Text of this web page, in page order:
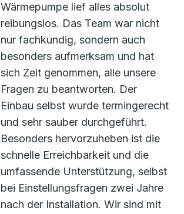
Wärmepumpe lief alles absolut
reibungslos. Das Team war nicht
nur fachkundig, sondern auch
besonders aufmerksam und hat
sich Zeit genommen, alle unsere
Fragen zu beantworten. Der
Einbau selbst wurde termingerecht
und sehr sauber durchgeführt.
Besonders hervorzuheben ist die
schnelle Erreichbarkeit und die
umfassende Unterstützung, selbst
bei Einstellungsfragen zwei Jahre
nach der Installation. Wir sind mit